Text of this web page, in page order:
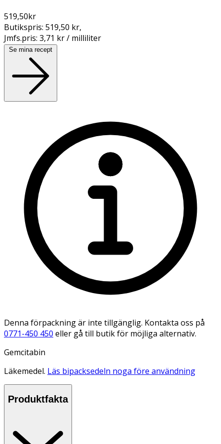
519,50kr
Butikspris: 519,50 kr,
Jmfs.pris: 3,71 kr / milliliter
Se mina recept
Denna förpackning är inte tillgänglig. Kontakta oss på
0771-450 450 eller gå till butik för möjliga alternativ.
Gemcitabin
Läkemedel. Läs bipacksedeln noga före användning
Produktfakta